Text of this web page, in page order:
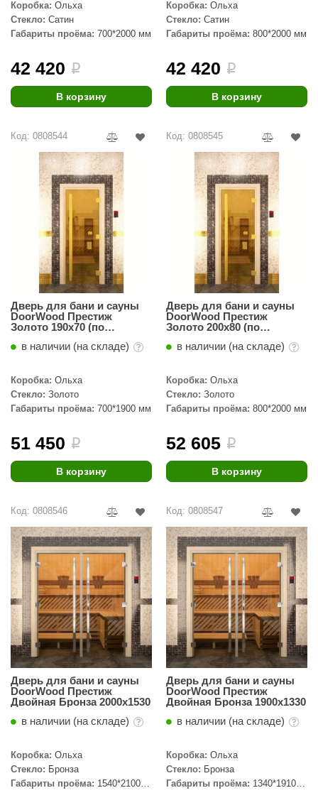
Коробка: Ольха
Стекло: Сатин
Габариты проёма: 700*2000 мм
42 420 i
В корзину
Коробка: Ольха
Стекло: Сатин
Габариты проёма: 800*2000 мм
42 420 i
В корзину
Код: 0808544
Дверь для бани и сауны
DoorWood Престиж
Золото 190х70 (по
в наличии (на складе)
Коробка: Ольха
Стекло: Золото
Габариты проёма: 700*1900 мм
51 450 i
В корзину
Код: 0808545
Дверь для бани и сауны
DoorWood Престиж
Золото 200х80 (по
в наличии (на складе)
Коробка: Ольха
Стекло: Золото
Габариты проёма: 800*2000 мм
52 605 i
В корзину
Код: 0808546
Дверь для бани и сауны
DoorWood Престиж
Двойная Бронза 2000х1530
в наличии (на складе)
Коробка: Ольха
Стекло: Бронза
Габариты проёма: 1540*2100
Код: 0808547
Дверь для бани и сауны
DoorWood Престиж
Двойная Бронза 1900х1330
в наличии (на складе)
Коробка: Ольха
Стекло: Бронза
Габариты проёма: 1340*1910